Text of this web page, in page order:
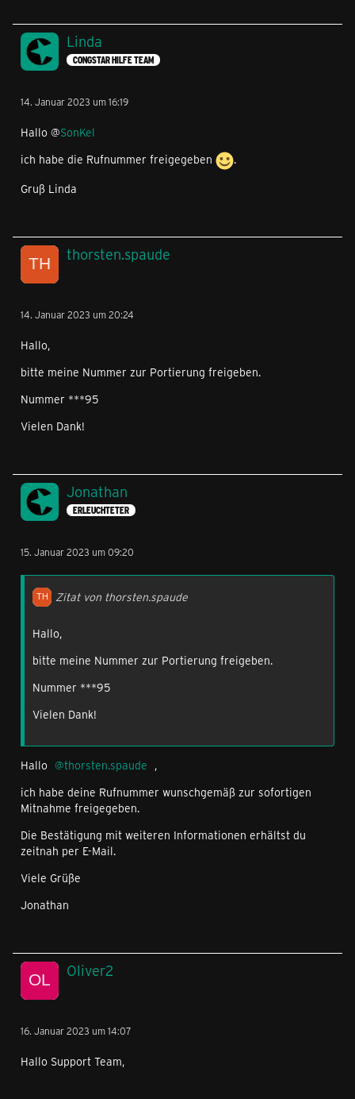
Linda
CONGSTAR HILFE TEAM
14. Januar 2023 um 16:19
Hallo @SonKel
ich habe die Rufnummer freigegeben
.
Gruß Linda
thorsten.spaude
14. Januar 2023 um 20:24
Hallo,
bitte meine Nummer zur Portierung freigeben.
Nummer ***95
Vielen Dank!
Jonathan
ERLEUCHTETER
15. Januar 2023 um 09:20
Zitat von thorsten.spaude
Hallo,
bitte meine Nummer zur Portierung freigeben.
Nummer ***95
Vielen Dank!
Hallo thorsten.spaude ,
ich habe deine Rufnummer wunschgemäß zur sofortigen
Mitnahme freigegeben.
Die Bestätigung mit weiteren Informationen erhältst du
zeitnah per E-Mail.
Viele Grüße
Jonathan
Oliver2
16. Januar 2023 um 14:07
Hallo Support Team,